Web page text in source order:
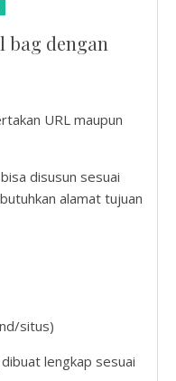
bag dengan
URL maupun
disusun sesuai
alamat tujuan
situs)
lengkap sesuai